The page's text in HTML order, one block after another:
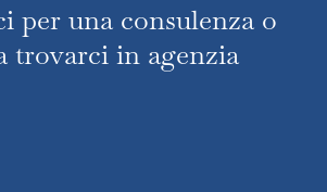
per una consulenza o
trovarci in agenzia